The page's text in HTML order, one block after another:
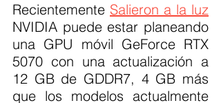
Recientemente Salieron a la luz
NVIDIA puede estar planeando
una GPU móvil GeForce RTX
5070 con una actualización a
12 GB de GDDR7, 4 GB más
que los modelos actualmente